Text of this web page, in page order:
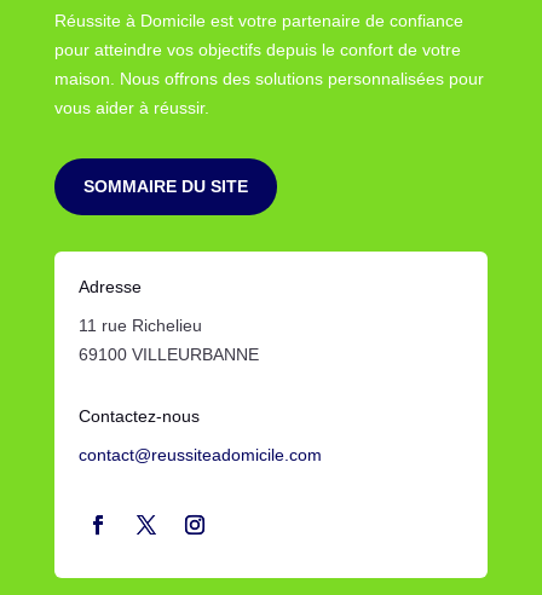
Réussite à Domicile est votre partenaire de confiance
pour atteindre vos objectifs depuis le confort de votre
maison. Nous offrons des solutions personnalisées pour
vous aider à réussir.
SOMMAIRE DU SITE
Adresse
11 rue Richelieu
69100 VILLEURBANNE
Contactez-nous
contact@reussiteadomicile.com